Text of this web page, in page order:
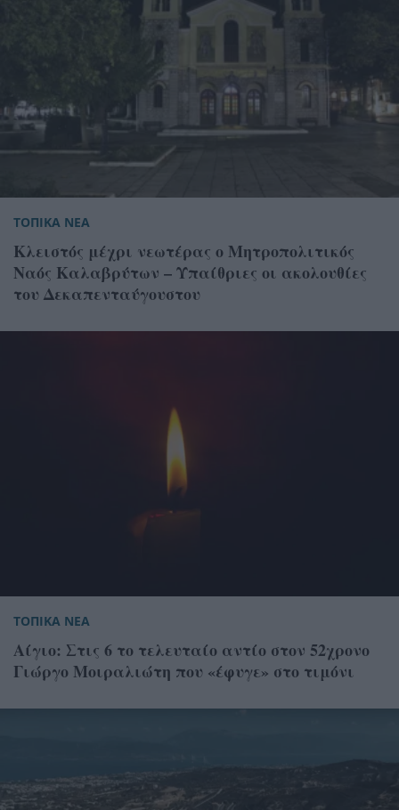
ΤΟΠΙΚΑ ΝΕΑ
Κλειστός μέχρι νεωτέρας ο Μητροπολιτικός
Ναός Καλαβρύτων – Υπαίθριες οι ακολουθίες
του Δεκαπενταύγουστου
ΤΟΠΙΚΑ ΝΕΑ
Αίγιο: Στις 6 το τελευταίο αντίο στον 52χρονο
Γιώργο Μοιραλιώτη που «έφυγε» στο τιμόνι